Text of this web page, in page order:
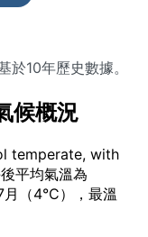
10年歷史數據。
候概況
temperate, with
平均氣溫為
（4°C），最溫